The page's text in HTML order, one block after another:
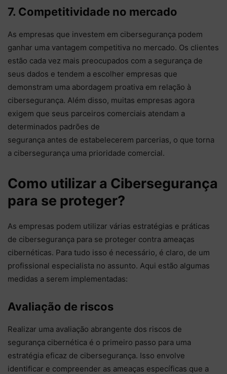
7. Competitividade no mercado
As empresas que investem em cibersegurança podem
ganhar uma vantagem competitiva no mercado. Os clientes
estão cada vez mais preocupados com a segurança de
seus dados e tendem a escolher empresas que
demonstram uma abordagem proativa em relação à
cibersegurança. Além disso, muitas empresas agora
exigem que seus parceiros comerciais atendam a
determinados padrões de
segurança antes de estabelecerem parcerias, o que torna
a cibersegurança uma prioridade comercial.
Como utilizar a Cibersegurança
para se proteger?
As empresas podem utilizar várias estratégias e práticas
de cibersegurança para se proteger contra ameaças
cibernéticas. Para tudo isso é necessário, é claro, de um
profissional especialista no assunto. Aqui estão algumas
medidas a serem implementadas:
Avaliação de riscos
Realizar uma avaliação abrangente dos riscos de
segurança cibernética é o primeiro passo para uma
estratégia eficaz de cibersegurança. Isso envolve
identificar e compreender as ameaças específicas que a